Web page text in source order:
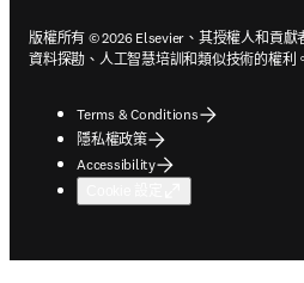
版權所有 © 2026 Elsevier、其授權人和貢
資料探勘、人工智慧培訓和類似技術的權利。
Terms & Conditions
隱私權政策
Accessibility